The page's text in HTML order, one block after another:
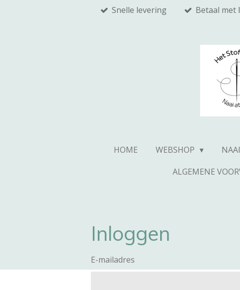
Snelle levering Betaal met
HOME WEBSHOP
ALGEMENE
Inloggen
E-mailadres